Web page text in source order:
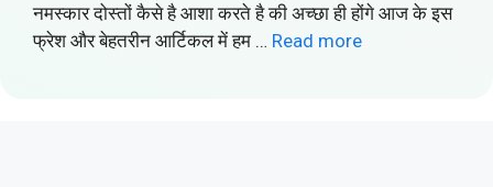
नमस्कार दोस्तों कैसे है आशा करते है की अच्छा ही होंगे आज के इस
फ्रेश और बेहतरीन आर्टिकल में हम … Read more